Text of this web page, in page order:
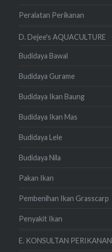
Peralatan Perikanan
D. Dejee's AQUACULTURE
Budidaya Bawal
Budidaya Gurame
Budidaya Ikan Baung
Budidaya Ikan Mas
Budidaya Lele
Budidaya Nila
Pakan Ikan
Pembenihan Ikan Grasscarp
Penyakit Ikan
E. KONSULTAN PERIKANAN